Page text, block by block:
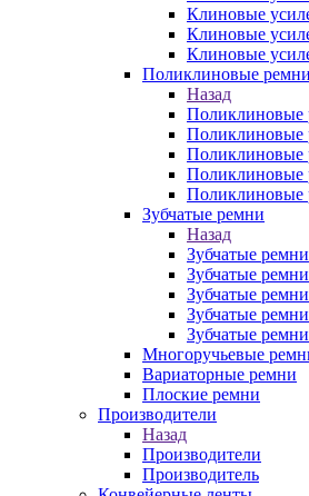
Клиновые
Клиновые
Клиновые
Поликлиновые ремни
Назад
Поликлиновые
Поликлиновые
Поликлиновые
Поликлиновые
Поликлиновые
Зубчатые ремни
Назад
Зубчатые ремни
Зубчатые
Зубчатые
Зубчатые
Зубчатые
Многоручьевые
Вариаторные ремни
Плоские ремни
Производители
Назад
Производители
Производитель